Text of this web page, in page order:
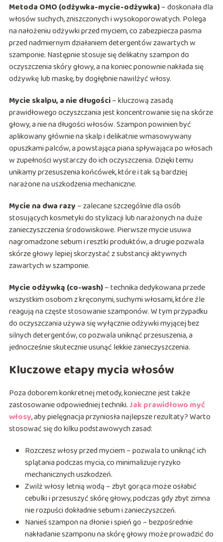
Metoda OMO (odżywka-mycie-odżywka)– doskonała dla
włosów suchych, zniszczonych i wysokoporowatych. Polega
na nałożeniu odżywki przed myciem, co zabezpiecza pasma
przed nadmiernym działaniem detergentów zawartych w
szamponie. Następnie stosuje się delikatny szampon do
oczyszczenia skóry głowy, a na koniec ponownie nakłada się
odżywkę lub maskę, by dogłębnie nawilżyć włosy.
Mycie skalpu, a nie długości– kluczową zasadą
prawidłowego oczyszczania jest koncentrowanie się na skórze
głowy, a nie na długości włosów. Szampon powinien być
aplikowany głównie na skalp i delikatnie wmasowywany
opuszkami palców, a powstająca piana spływająca po włosach
w zupełności wystarczy do ich oczyszczenia. Dzięki temu
unikamy przesuszenia końcówek, które i tak są bardziej
narażone na uszkodzenia mechaniczne.
Mycie na dwa razy – zalecane szczególnie dla osób
stosujących kosmetyki do stylizacji lub narażonych na duże
zanieczyszczenia środowiskowe. Pierwsze mycie usuwa
nagromadzone sebum i resztki produktów, a drugie pozwala
skórze głowy lepiej skorzystać z substancji aktywnych
zawartych w szamponie.
Mycie odżywką (co-wash)– technika dedykowana przede
wszystkim osobom z kręconymi, suchymi włosami, które źle
reagują na częste stosowanie szamponów. W tym przypadku
do oczyszczania używa się wyłącznie odżywki myjącej bez
silnych detergentów, co pozwala uniknąć przesuszenia, a
jednocześnie skutecznie usunąć lekkie zanieczyszczenia.
Kluczowe etapy mycia włosów
Poza doborem konkretnej metody, konieczne jest także
zastosowanie odpowiedniej techniki.Jak prawidłowo myć
włosy, aby pielęgnacja przyniosła najlepsze rezultaty? Warto
stosować się do kilku podstawowych zasad:
Rozczesz włosy przed myciem – pozwala to uniknąć ich
splątania podczas mycia, co minimalizuje ryzyko
mechanicznych uszkodzeń.
Zwilż włosy letnią wodą – zbyt gorąca może osłabić
cebulki i przesuszyć skórę głowy, podczas gdy zbyt zimna
nie rozpuści dokładnie sebum i zanieczyszczeń.
Nanieś szampon na dłonie i spień go – bezpośrednie
nakładanie szamponu na skórę głowy może prowadzić do